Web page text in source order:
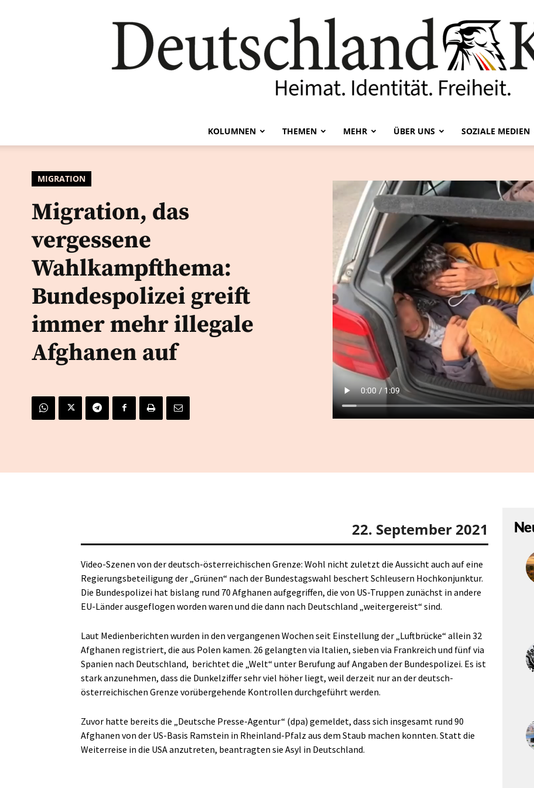
Kurier
KOLUMNEN THEMEN MEHR ÜBER UNS SOZIALE MEDIEN
MIGRATION
Migration, das
vergessene
Wahlkampfthema:
Bundespolizei greift
immer mehr illegale
Afghanen auf
22. September 2021
Video-Szenen von der deutsch-österreichischen Grenze: Wohl nicht zuletzt die Aussicht auch auf eine
Regierungsbeteiligung der „Grünen“ nach der Bundestagswahl beschert Schleusern Hochkonjunktur.
Die Bundespolizei hat bislang rund 70 Afghanen aufgegriffen, die von US-Truppen zunächst in andere
EU-Länder ausgeflogen worden waren und die dann nach Deutschland „weitergereist“ sind.
Laut Medienberichten wurden in den vergangenen Wochen seit Einstellung der „Luftbrücke“ allein 32
Afghanen registriert, die aus Polen kamen. 26 gelangten via Italien, sieben via Frankreich und fünf via
Spanien nach Deutschland, berichtet die „Welt“ unter Berufung auf Angaben der Bundespolizei. Es ist
stark anzunehmen, dass die Dunkelziffer sehr viel höher liegt, weil derzeit nur an der deutsch-
österreichischen Grenze vorübergehende Kontrollen durchgeführt werden.
Zuvor hatte bereits die „Deutsche Presse-Agentur“ (dpa) gemeldet, dass sich insgesamt rund 90
Afghanen von der US-Basis Ramstein in Rheinland-Pfalz aus dem Staub machen konnten. Statt die
Weiterreise in die USA anzutreten, beantragten sie Asyl in Deutschland.